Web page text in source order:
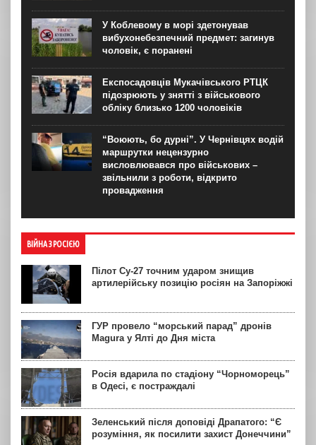
У Коблевому в морі здетонував
вибухонебезпечний предмет: загинув
чоловік, є поранені
Експосадовців Мукачівського РТЦК
підозрюють у знятті з військового
обліку близько 1200 чоловіків
“Воюють, бо дурні”. У Чернівцях водій
маршрутки нецензурно
висловлювався про військових –
звільнили з роботи, відкрито
провадження
ВІЙНА З РОСІЄЮ
Пілот Су-27 точним ударом знищив
артилерійську позицію росіян на Запоріжжі
ГУР провело “морський парад” дронів
Magura у Ялті до Дня міста
Росія вдарила по стадіону “Чорноморець”
в Одесі, є постраждалі
Зеленський після доповіді Драпатого: “Є
розуміння, як посилити захист Донеччини”